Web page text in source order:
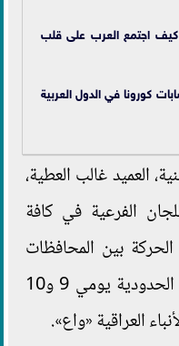
أكتوبر 1973.. كيف اجتمع العرب على قلب
كورونا في الدول العربية
العميد غالب العطية،
الفرعية في كافة
بين المحافظات
وإغلاق جميع المطارات والمنافذ الحدودية يومي 9 و10
العراقية «واع».